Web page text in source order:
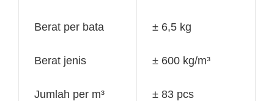
Berat per bata ± 6,5 kg
Berat jenis ± 600 kg/m³
Jumlah per m³ ± 83 pcs